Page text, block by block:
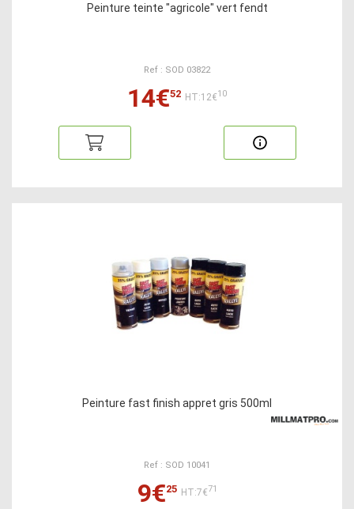
Peinture teinte "agricole" vert fendt
Ref : SOD 03822
14€52 HT:12€10
Peinture fast finish appret gris 500ml
Ref : SOD 10041
9€25 HT:7€71